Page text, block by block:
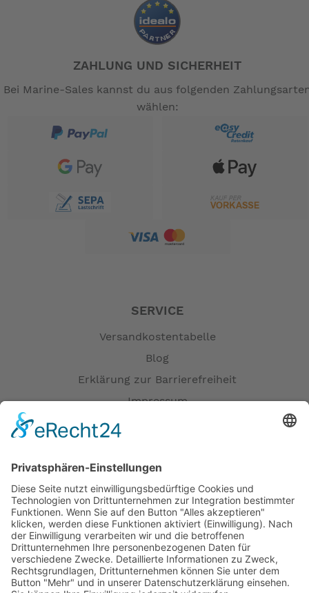
ZAHLUNG UND SICHERHEIT
Bei Marine-Sales kannst du aus folgenden
wählen:
SERVICE
Versandkostentabelle
Blog
Erklärung zur Barrierefreiheit
Impressum
Versandpartner
Verfügbarkeiten
Zahlung und Versand
Datenschutz
Fernabsatz
Widerrufsrecht MS